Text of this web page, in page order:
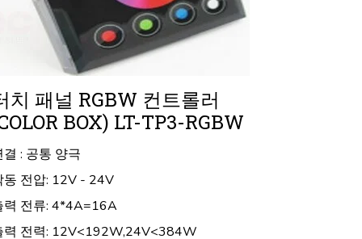
치 패널 RGBW 컨트롤러
BOX) LT-TP3-RGBW
결 : 공통 양극
동 전압: 12V - 24V
력 전류: 4*4A=16A
력 전력: 12V<192W,24V<384W